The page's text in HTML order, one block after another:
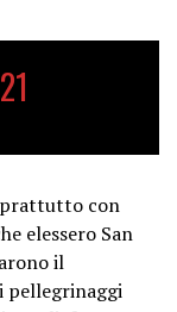
21
con
elessero San
il
pellegrinaggi